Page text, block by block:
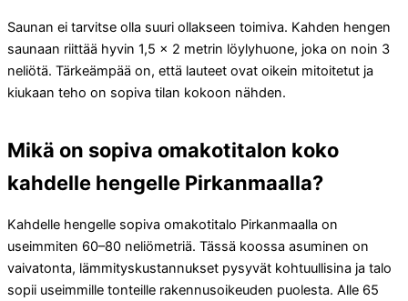
Saunan ei tarvitse olla suuri ollakseen toimiva. Kahden hengen
saunaan riittää hyvin 1,5 × 2 metrin löylyhuone, joka on noin 3
neliötä. Tärkeämpää on, että lauteet ovat oikein mitoitetut ja
kiukaan teho on sopiva tilan kokoon nähden.
Mikä on sopiva omakotitalon koko
kahdelle hengelle Pirkanmaalla?
Kahdelle hengelle sopiva omakotitalo Pirkanmaalla on
useimmiten 60–80 neliömetriä. Tässä koossa asuminen on
vaivatonta, lämmityskustannukset pysyvät kohtuullisina ja talo
sopii useimmille tonteille rakennusoikeuden puolesta. Alle 65